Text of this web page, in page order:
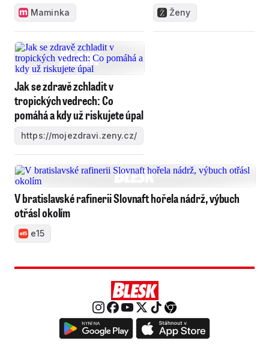
Maminka Ženy
Jak se zdravě zchladit v
tropických vedrech: Co
pomáhá a kdy už riskujete úpal
https://mojezdravi.zeny.cz/
V bratislavské rafinerii Slovnaft hořela nádrž, výbuch
otřásl okolím
e15